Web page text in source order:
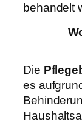
behandelt
Die
es